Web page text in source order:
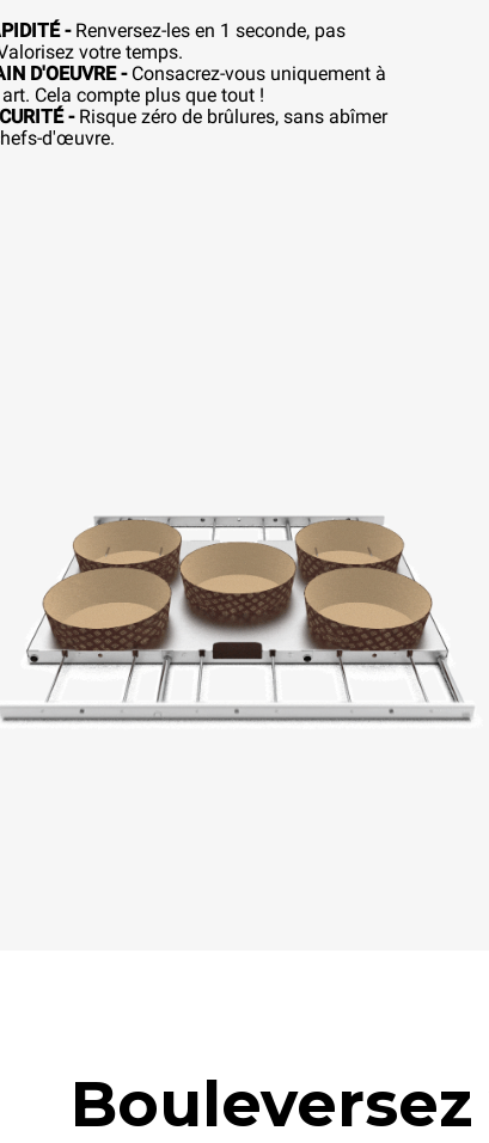
- Renversez-les en 1 seconde, pas
votre temps.
D'OEUVRE - Consacrez-vous uniquement à
Cela compte plus que tout !
- Risque zéro de brûlures, sans abîmer
d'œuvre.